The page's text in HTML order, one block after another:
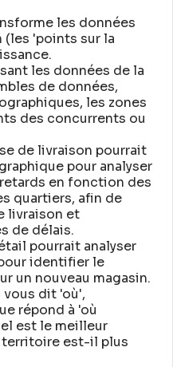
les données
'points sur la
.
les données de la
de données,
les zones
des concurrents ou
de livraison pourrait
pour analyser
en fonction des
quartiers, afin de
livraison et
de délais.
pourrait analyser
identifier le
un nouveau magasin.
vous dit 'où',
répond à 'où
est le meilleur
territoire est-il plus